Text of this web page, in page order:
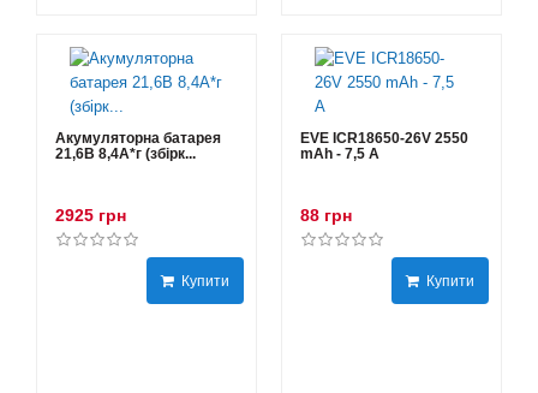
Акумуляторна батарея
21,6В 8,4A*г (збірк...
2925 грн
Купити
EVE ICR18650-26V 2550
mAh - 7,5 А
88 грн
Купити